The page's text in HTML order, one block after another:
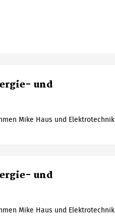
und
Mike Haus und Elektrotechnik
und
Mike Haus und Elektrotechnik